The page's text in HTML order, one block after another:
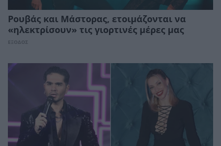
Ρουβάς και Μάστορας, ετοιμάζονται να
«ηλεκτρίσουν» τις γιορτινές μέρες μας
ΕΞΟΔΟΣ